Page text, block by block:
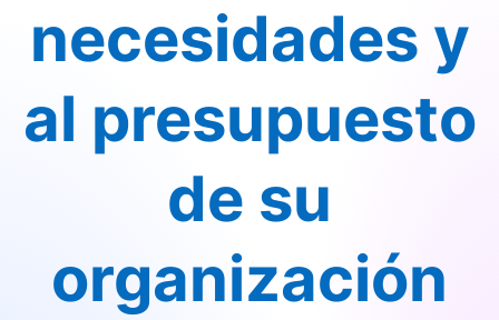
necesidades y
al presupuesto
de su
organización